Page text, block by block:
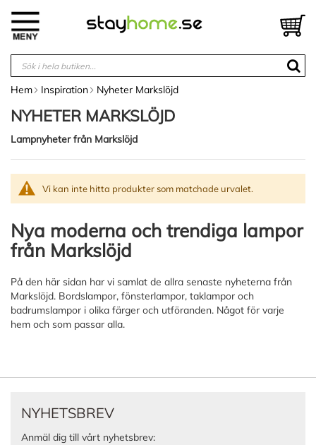
innehållet
Hem Inspiration Nyheter Markslöjd
NYHETER MARKSLÖJD
Lampnyheter från Markslöjd
Vi kan inte hitta produkter som matchade urvalet.
Nya moderna och trendiga lampor
från Markslöjd
På den här sidan har vi samlat de allra senaste nyheterna från
Markslöjd. Bordslampor, fönsterlampor, taklampor och
badrumslampor i olika färger och utföranden. Något för varje
hem och som passar alla.
NYHETSBREV
Anmäl dig till vårt nyhetsbrev: